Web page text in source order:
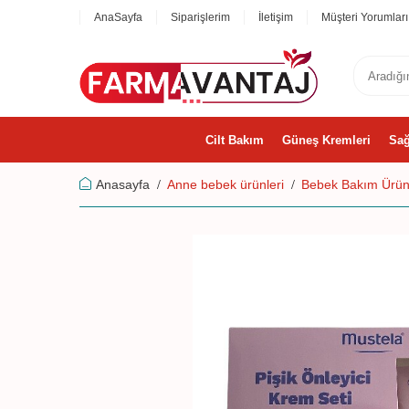
AnaSayfa Siparişlerim İletişim Müşteri Yorumları
Cilt Bakım Güneş Kremleri
Anasayfa Anne bebek ürünleri Bebek Bakım